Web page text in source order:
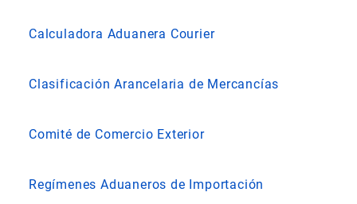
Calculadora Aduanera Courier
Clasificación Arancelaria de Mercancías
Comité de Comercio Exterior
Regímenes Aduaneros de Importación